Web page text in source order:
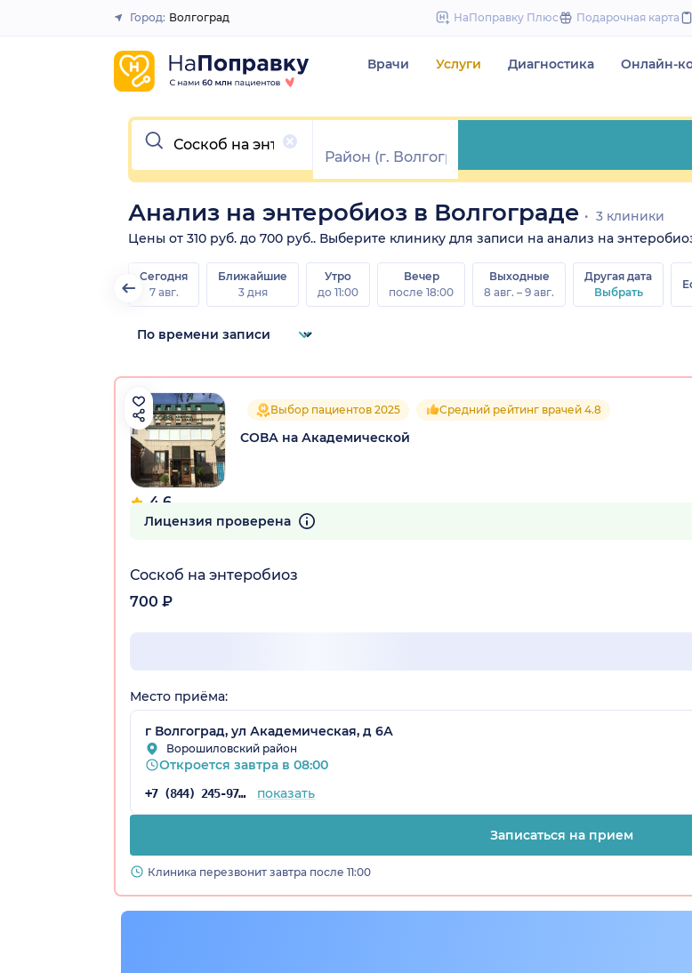
to
Закрыть
Город: Волгоград НаПоправку Плюс Подарочная карта
Врачи Услуги Диагностика Онлайн-
Очистить
Анализ на энтеробиоз в Волгограде
3 клиники
Цены от 310 руб. до 700 руб.. Выберите клинику для записи на анализ на
Сегодня
7 авг.
Ближайшие
3 дня
Утро
до 11:00
Вечер
после 18:00
Выходные
8 авг. – 9 авг.
Другая дата
Выбрать
4.6
125 отзывов
Выбор пациентов 2025 Средний рейтинг врачей 4.8
СОВА на Академической
Лицензия проверена
Соскоб на энтеробиоз
700 ₽
Место приёма:
г Волгоград, ул Академическая, д 6А
Ворошиловский район
Откроется завтра в 08:00
+7 (844) 245-97-65 показать
Записаться на прием
Клиника перезвонит завтра после 11:00